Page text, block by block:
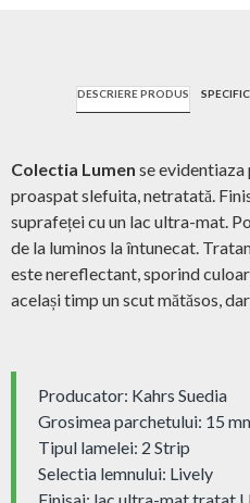
DESCRIERE PRODUS
Colectia Lumen se
proaspat slefuita, netratată.
suprafeței cu un lac ultra-mat.
de la luminos la întunecat.
este nereflectant, sporind
același timp un scut mătăsos,
Producator: Kahrs Suedia
Grosimea parchetului: 15
Tipul lamelei: 2 Strip
Selectia lemnului: Lively